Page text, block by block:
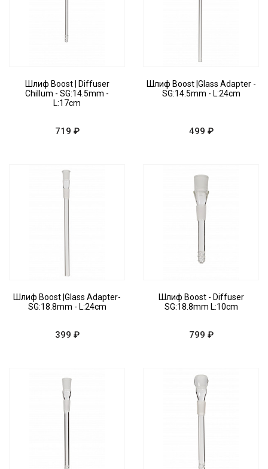
Шлиф Boost | Diffuser
Chillum - SG:14.5mm -
L:17cm
719 ₽
Шлиф Boost |Glass Adapter -
SG:14.5mm - L:24cm
499 ₽
Шлиф Boost |Glass Adapter-
SG:18.8mm - L:24cm
399 ₽
Шлиф Boost - Diffuser
SG:18.8mm L:10cm
799 ₽